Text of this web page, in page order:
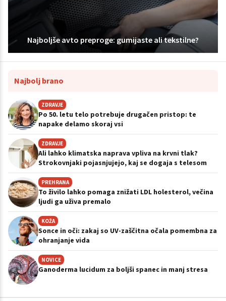
Najboljše avto preproge: gumijaste ali tekstilne?
Najbolj brano
ZDRAVJE
Po 50. letu telo potrebuje drugačen pristop: te
napake delamo skoraj vsi
ZDRAVJE
Ali lahko klimatska naprava vpliva na krvni tlak?
Strokovnjaki pojasnjujejo, kaj se dogaja s telesom
PREHRANA
To živilo lahko pomaga znižati LDL holesterol, večina
ljudi ga uživa premalo
KOŽA
Sonce in oči: zakaj so UV-zaščitna očala pomembna za
ohranjanje vida
NOVICE
Ganoderma lucidum za boljši spanec in manj stresa